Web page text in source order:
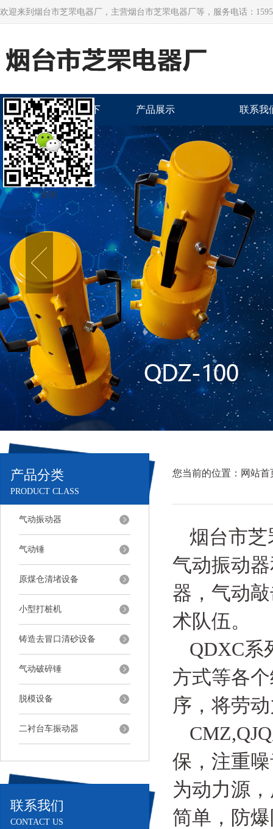
欢迎来到烟台市芝罘电器厂，主营烟台市芝罘电器厂等，服务电话：
联系我们华纳公司上下
分客服开户电话130-
99988698（
产品展示 联系我
产品分类
PRODUCT CLASS
气动振动器
气动锤
原煤仓清堵设备
小型打桩机
铸造去冒口清砂设备
气动破碎锤
脱模设备
二衬台车振动器
联系我们
CONTACT US
您当前的位置： 网站首
烟台市芝
气动振动
器，气动
术队伍。
QDXC系
方式等各
序，将劳
保，注重
为动力源
简单，防
关闭